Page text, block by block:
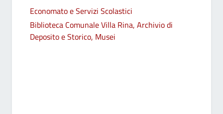
Economato e Servizi Scolastici
Biblioteca Comunale Villa Rina, Archivio di
Deposito e Storico, Musei